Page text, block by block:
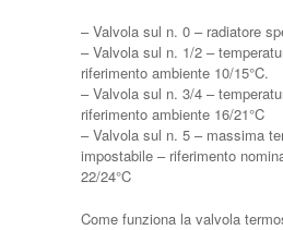
– Valvola sul n. 0 – radiatore
– Valvola sul n. 1/2 –
riferimento ambiente 10/15°C.
– Valvola sul n. 3/4 –
riferimento ambiente 16/21°C
– Valvola sul n. 5 – massima
impostabile – riferimento
22/24°C
Come funziona la valvola